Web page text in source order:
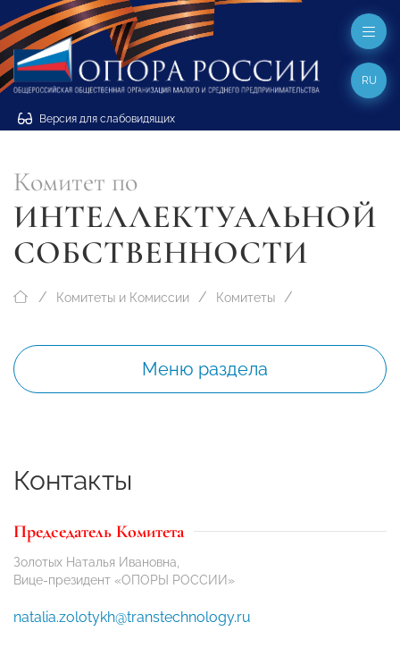
Версия для слабовидящих
RU
Комитет по
ИНТЕЛЛЕКТУАЛЬНОЙ
СОБСТВЕННОСТИ
Комитеты и Комиссии Комитеты
Меню раздела
Контакты
Председатель Комитета
Золотых Наталья Ивановна,
Вице-президент «ОПОРЫ РОССИИ»
natalia.zolotykh@transtechnology.ru